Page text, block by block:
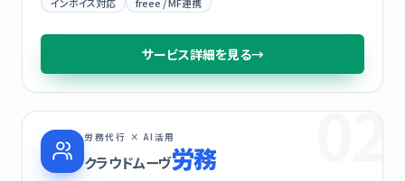
サービス詳細を見る→
02
労務代行 × AI活用
クラウドムーヴ労務